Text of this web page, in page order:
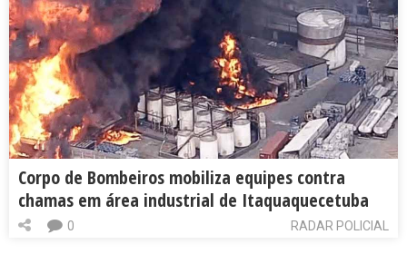
Corpo de Bombeiros mobiliza equipes contra
chamas em área industrial de Itaquaquecetuba
RADAR POLICIAL
0